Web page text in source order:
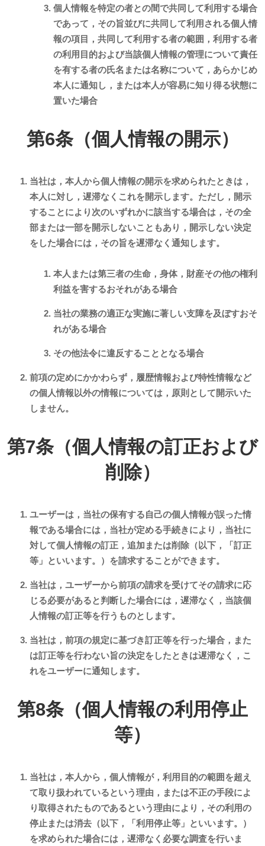
個人情報を特定の者との間で共同して利用する場合
であって，その旨並びに共同して利用される個人情
報の項目，共同して利用する者の範囲，利用する者
の利用目的および当該個人情報の管理について責任
を有する者の氏名または名称について，あらかじめ
本人に通知し，または本人が容易に知り得る状態に
置いた場合
第6条（個人情報の開示）
当社は，本人から個人情報の開示を求められたときは，
本人に対し，遅滞なくこれを開示します。ただし，開示
することにより次のいずれかに該当する場合は，その全
部または一部を開示しないこともあり，開示しない決定
をした場合には，その旨を遅滞なく通知します。
本人または第三者の生命，身体，財産その他の権利
利益を害するおそれがある場合
当社の業務の適正な実施に著しい支障を及ぼすおそ
れがある場合
その他法令に違反することとなる場合
前項の定めにかかわらず，履歴情報および特性情報など
の個人情報以外の情報については，原則として開示いた
しません。
第7条（個人情報の訂正および
削除）
ユーザーは，当社の保有する自己の個人情報が誤った情
報である場合には，当社が定める手続きにより，当社に
対して個人情報の訂正，追加または削除（以下，「訂正
等」といいます。）を請求することができます。
当社は，ユーザーから前項の請求を受けてその請求に応
じる必要があると判断した場合には，遅滞なく，当該個
人情報の訂正等を行うものとします。
当社は，前項の規定に基づき訂正等を行った場合，また
は訂正等を行わない旨の決定をしたときは遅滞なく，こ
れをユーザーに通知します。
第8条（個人情報の利用停止
等）
当社は，本人から，個人情報が，利用目的の範囲を超え
て取り扱われているという理由，または不正の手段によ
り取得されたものであるという理由により，その利用の
停止または消去（以下，「利用停止等」といいます。）
を求められた場合には，遅滞なく必要な調査を行いま